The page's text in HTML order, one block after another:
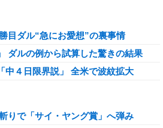
目ダル“急にお愛想”の裏事情
ダルの例から試算した驚きの結果
中４日限界説」 全米で波紋拡大
りで「サイ・ヤング賞」へ弾み